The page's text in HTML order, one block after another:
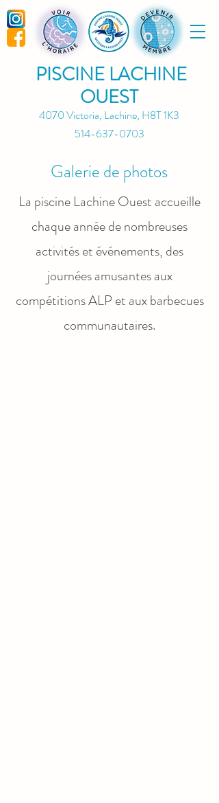
PISCINE LACHINE
OUEST
4070 Victoria, Lachine, H8T 1K3
514-637-0703
Galerie de photos
La piscine Lachine Ouest accueille
chaque année de nombreuses
activités et événements, des
journées amusantes aux
compétitions ALP et aux barbecues
communautaires.